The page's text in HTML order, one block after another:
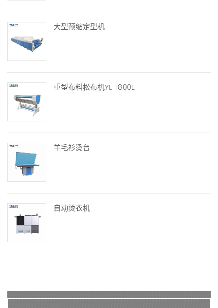
大型预缩定型机
重型布料松布机YL-1800E
羊毛衫烫台
自动烫衣机